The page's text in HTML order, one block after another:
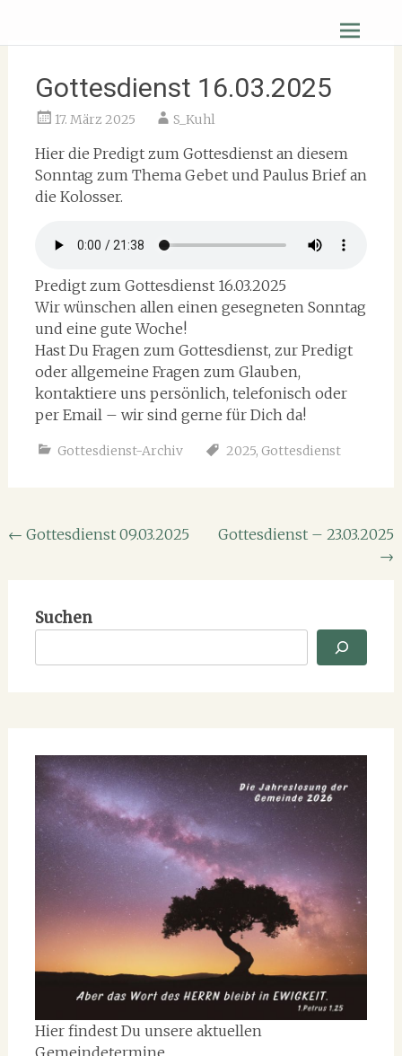
Christus Zuerst Gemeinde Hüttenberg
Gottesdienst 16.03.2025
17. März 2025 S_Kuhl
Hier die Predigt zum Gottesdienst an diesem
Sonntag zum Thema Gebet und Paulus Brief an
die Kolosser.
Predigt zum Gottesdienst 16.03.2025
Wir wünschen allen einen gesegneten Sonntag
und eine gute Woche!
Hast Du Fragen zum Gottesdienst, zur Predigt
oder allgemeine Fragen zum Glauben,
kontaktiere uns persönlich, telefonisch oder
per Email – wir sind gerne für Dich da!
Gottesdienst-Archiv 2025, Gottesdienst
Beitragsnavigation
← Gottesdienst 09.03.2025
Gottesdienst – 23.03.2025
→
Suchen
Hier findest Du unsere aktuellen